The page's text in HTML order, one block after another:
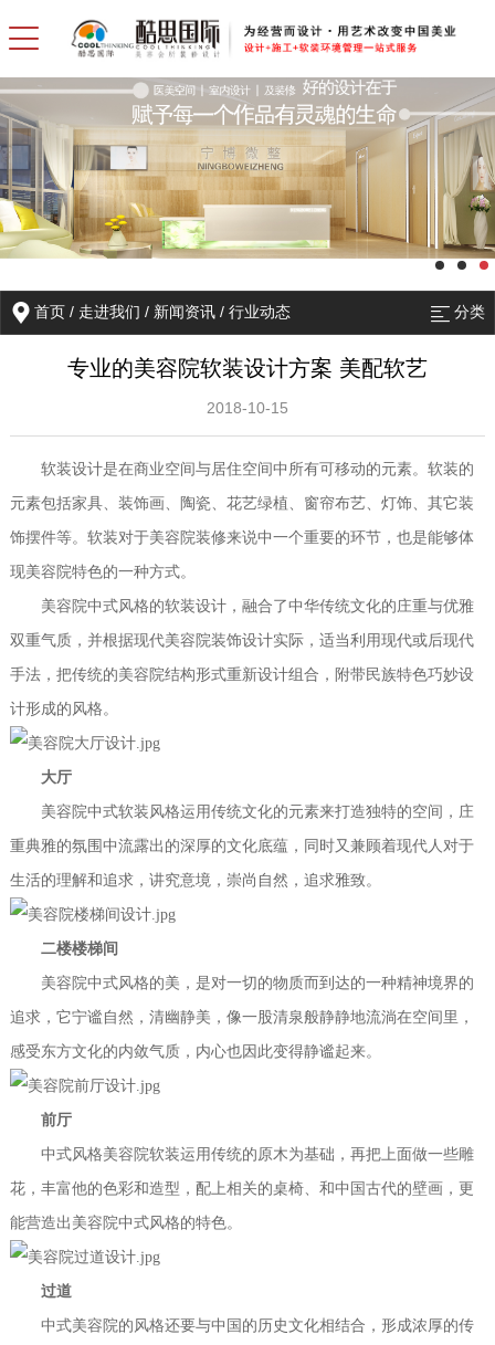
首页 / 走进我们 / 新闻资讯 /行业动态 分类
专业的美容院软装设计方案 美配软艺
2018-10-15
软装设计是在商业空间与居住空间中所有可移动的元素。软装的
元素包括家具、装饰画、陶瓷、花艺绿植、窗帘布艺、灯饰、其它装
饰摆件等。软装对于美容院装修来说中一个重要的环节，也是能够体
现美容院特色的一种方式。
美容院中式风格的软装设计，融合了中华传统文化的庄重与优雅
双重气质，并根据现代美容院装饰设计实际，适当利用现代或后现代
手法，把传统的美容院结构形式重新设计组合，附带民族特色巧妙设
计形成的风格。
大厅
美容院中式软装风格运用传统文化的元素来打造独特的空间，庄
重典雅的氛围中流露出的深厚的文化底蕴，同时又兼顾着现代人对于
生活的理解和追求，讲究意境，崇尚自然，追求雅致。
二楼楼梯间
美容院中式风格的美，是对一切的物质而到达的一种精神境界的
追求，它宁谧自然，清幽静美，像一股清泉般静静地流淌在空间里，
感受东方文化的内敛气质，内心也因此变得静谧起来。
前厅
中式风格美容院软装运用传统的原木为基础，再把上面做一些雕
花，丰富他的色彩和造型，配上相关的桌椅、和中国古代的壁画，更
能营造出美容院中式风格的特色。
过道
中式美容院的风格还要与中国的历史文化相结合，形成浓厚的传